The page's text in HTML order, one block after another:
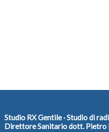
Studio RX Gentile · Studio di
Direttore Sanitario dott. Pietro